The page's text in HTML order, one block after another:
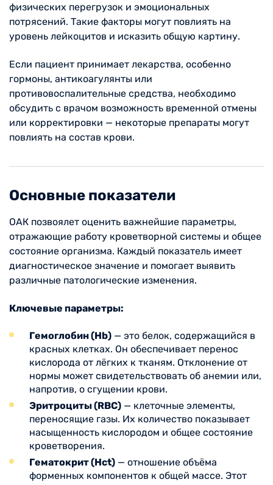
физических перегрузок и эмоциональных
потрясений. Такие факторы могут повлиять на
уровень лейкоцитов и исказить общую картину.
Если пациент принимает лекарства, особенно
гормоны, антикоагулянты или
противовоспалительные средства, необходимо
обсудить с врачом возможность временной отмены
или корректировки — некоторые препараты могут
повлиять на состав крови.
Основные показатели
ОАК позвоялет оценить важнейшие параметры,
отражающие работу кроветворной системы и общее
состояние организма. Каждый показатель имеет
диагностическое значение и помогает выявить
различные патологические изменения.
Ключевые параметры:
Гемоглобин (Hb) — это белок, содержащийся в
красных клетках. Он обеспечивает перенос
кислорода от лёгких к тканям. Отклонение от
нормы может свидетельствовать об анемии или,
напротив, о сгущении крови.
Эритроциты (RBC) — клеточные элементы,
переносящие газы. Их количество показывает
насыщенность кислородом и общее состояние
кроветворения.
Гематокрит (Hct) — отношение объёма
форменных компонентов к общей массе. Этот